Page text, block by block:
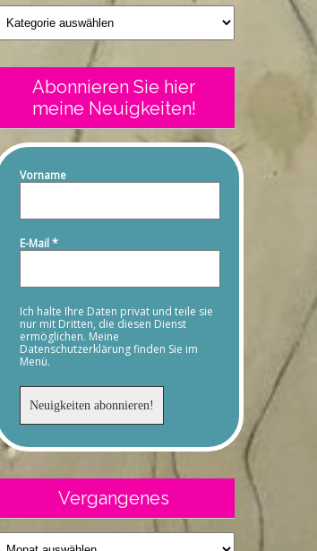
Geschriebenes
Abonnieren Sie hier
meine Neuigkeiten!
Vorname
E-Mail*
Ich halte Ihre Daten privat und teile sie
nur mit Dritten, die diesen Dienst
ermöglichen. Meine
Datenschutzerklärung finden Sie im
Menü.
Vergangenes
Vergangenes